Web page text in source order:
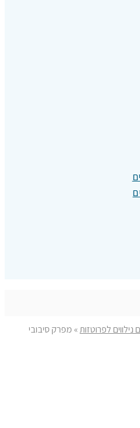
נילווים לפרוטזות» מפרק סיבובי